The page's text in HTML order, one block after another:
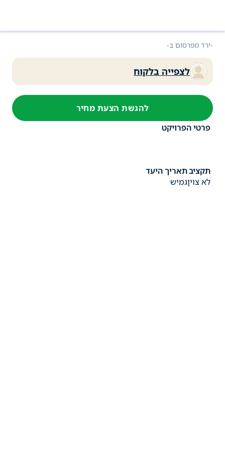
-ירד מפרסום ב-
לצפייה בלקוח
להגשת הצעת מחיר
פרטי הפרויקט
תקציב
לא צוין
תאריך היעד
גמיש